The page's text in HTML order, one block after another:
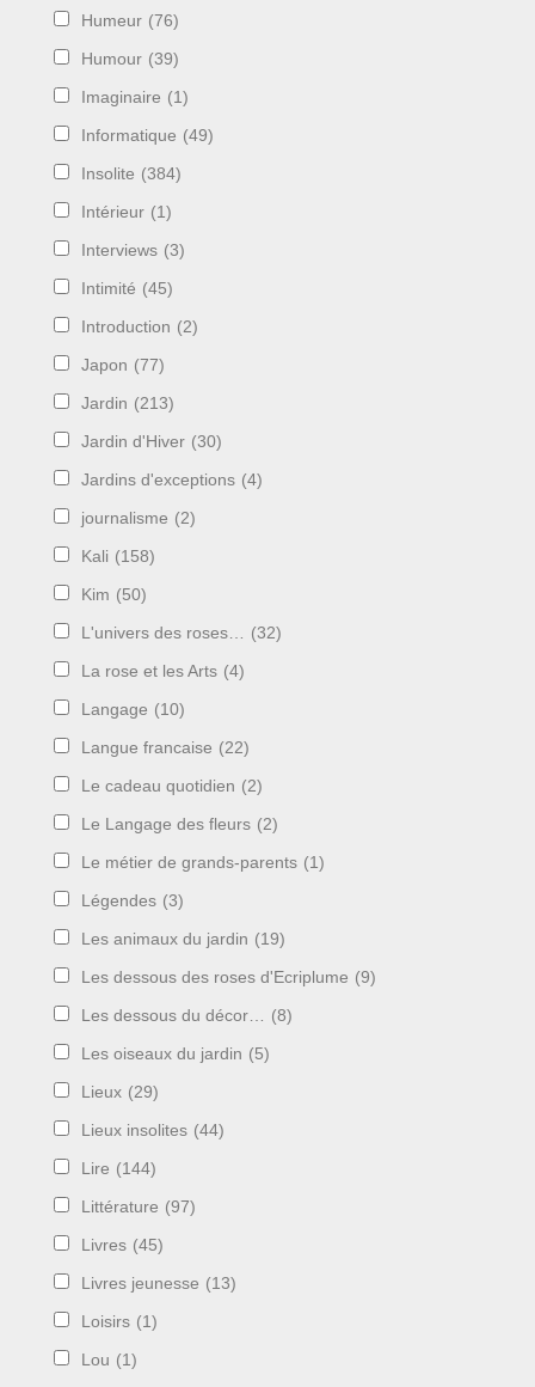
Humeur (76)
Humour (39)
Imaginaire (1)
Informatique (49)
Insolite (384)
Intérieur (1)
Interviews (3)
Intimité (45)
Introduction (2)
Japon (77)
Jardin (213)
Jardin d'Hiver (30)
Jardins d'exceptions (4)
journalisme (2)
Kali (158)
Kim (50)
L'univers des roses… (32)
La rose et les Arts (4)
Langage (10)
Langue francaise (22)
Le cadeau quotidien (2)
Le Langage des fleurs (2)
Le métier de grands-parents (1)
Légendes (3)
Les animaux du jardin (19)
Les dessous des roses d'Ecriplume (9)
Les dessous du décor… (8)
Les oiseaux du jardin (5)
Lieux (29)
Lieux insolites (44)
Lire (144)
Littérature (97)
Livres (45)
Livres jeunesse (13)
Loisirs (1)
Lou (1)